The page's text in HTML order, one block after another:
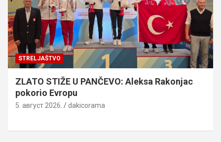
STRELJAŠTVO
ZLATO STIŽE U PANČEVO: Aleksa Rakonjac
pokorio Evropu
5. август 2026. dakicorama